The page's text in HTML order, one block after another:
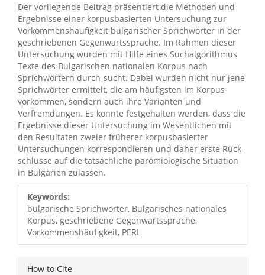
Der vorliegende Beitrag präsentiert die Methoden und
Ergebnisse einer korpusbasierten Untersuchung zur
Vorkommenshäufigkeit bulgarischer Sprichwörter in der
geschriebenen Gegenwartssprache. Im Rahmen dieser
Untersuchung wurden mit Hilfe eines Suchalgorithmus
Texte des Bulgarischen nationalen Korpus nach
Sprichwörtern durch-sucht. Dabei wurden nicht nur jene
Sprichwörter ermittelt, die am häufigsten im Korpus
vorkommen, sondern auch ihre Varianten und
Verfremdungen. Es konnte festgehalten werden, dass die
Ergebnisse dieser Untersuchung im Wesentlichen mit
den Resultaten zweier früherer korpusbasierter
Untersuchungen korrespondieren und daher erste Rück-
schlüsse auf die tatsächliche parömiologische Situation
in Bulgarien zulassen.
Article
Details
Keywords:
bulgarische Sprichwörter, Bulgarisches nationales
Korpus, geschriebene Gegenwartssprache,
Vorkommenshäufigkeit, PERL
How to Cite